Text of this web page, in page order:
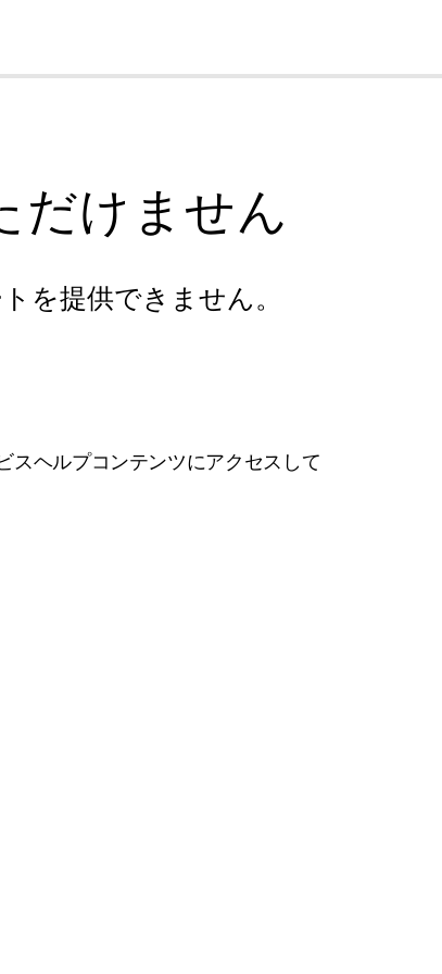
だけません
を提供できません。
スヘルプコンテンツにアクセスして